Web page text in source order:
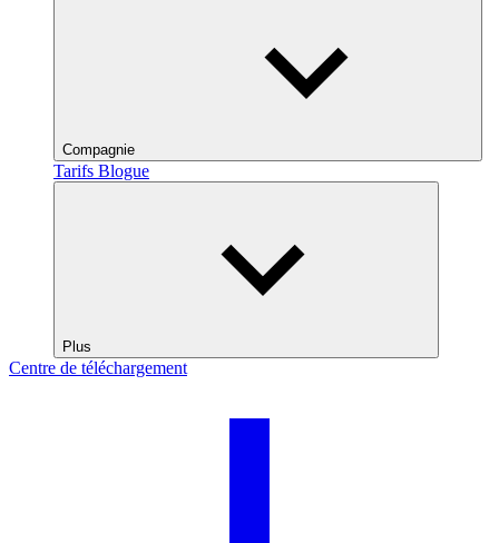
Compagnie
Tarifs Blogue
Plus
Centre de téléchargement